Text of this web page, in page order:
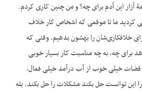
آزار این آدم برای چه؟ و من چنین کاری کردم.
کردید ما تا موقعی که اشخاص کار خلاف
خلاف‏کاری‌شان را بهشون بدهیم. وقتی که
چه، به چه مناسبت کار بسیار خوبی
قضات خیلی خوب از آب درآمد خیلی فعال،
این توانست حل بکند مشکلات را حل بکند. بله